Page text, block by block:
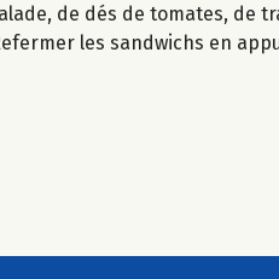
de dés de tomates,
les sandwichs en